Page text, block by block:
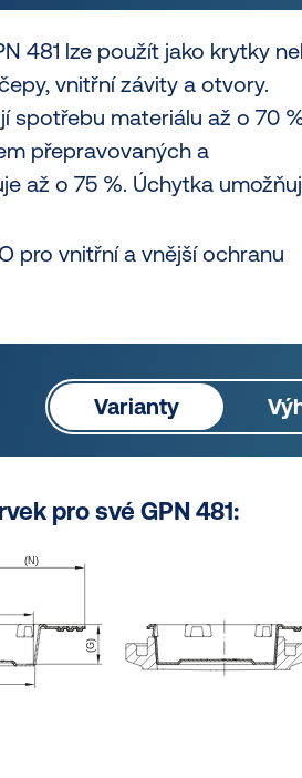
481 lze použít jako krytky
vnitřní závity a otvory.
spotřebu materiálu až o 70
přepravovaných a
až o 75 %. Úchytka
pro vnitřní a vnější ochranu
Varianty
pro své GPN 481: